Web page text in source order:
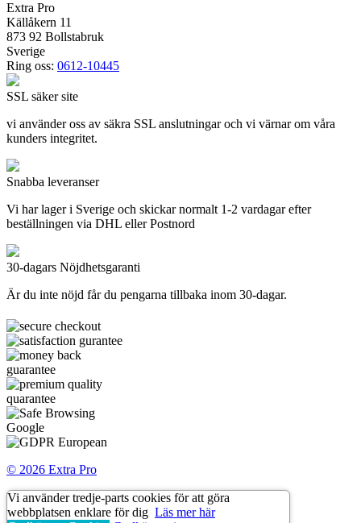
Extra Pro
Källåkern 11
873 92 Bollstabruk
Sverige
Ring oss: 0612-10445
SSL säker site
vi använder oss av säkra SSL anslutningar och vi värnar om våra
kunders integritet.
Snabba leveranser
Vi har lager i Sverige och skickar normalt 1-2 vardagar efter
beställningen via DHL eller Postnord
30-dagars Nöjdhetsgaranti
Är du inte nöjd får du pengarna tillbaka inom 30-dagar.
© 2026 Extra Pro
Vi använder tredje-parts cookies för att göra
webbplatsen enklare för dig Läs mer här